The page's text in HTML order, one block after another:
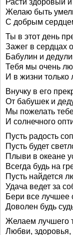
Расти здоровый
Желаю быть
С добрым
Ты в этот день
Зажег в сердцах
Бабулин и
Тебя мы очень
И в жизни
Внучку в его
От бабушек и
Мы пожелать
И солнечного
Пусть радость
Пусть будет
Плыви в океане
Всегда будь на
Пусть найдется
Удача ведет за
Бери все лучшее
Доволен будь
Желаем лучшего
Любви,